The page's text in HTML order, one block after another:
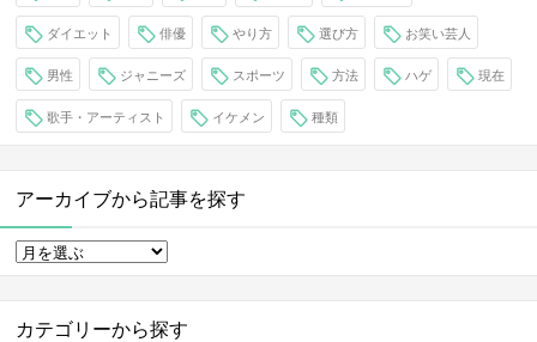
ダイエット 俳優 やり方 選び方 お笑い芸人
男性 ジャニーズ スポーツ 方法 ハゲ 現在
歌手・アーティスト イケメン 種類
アーカイブから記事を探す
カテゴリーから探す